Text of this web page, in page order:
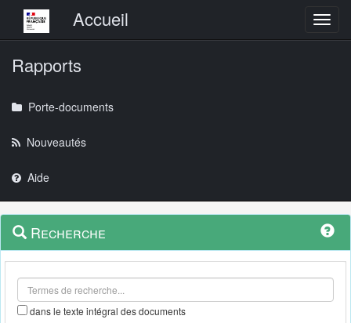
Menu principalAccueil
Rapports
Porte-documents
Nouveautés
Aide
Navigation
outils
Menu
contextuel
Recherche
dans le texte intégral des documents